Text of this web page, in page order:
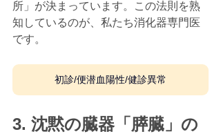
所」が決まっています。この法則を熟
知しているのが、私たち消化器専門医
です。
初診/便潜血陽性/健診異常
3. 沈黙の臓器「膵臓」の